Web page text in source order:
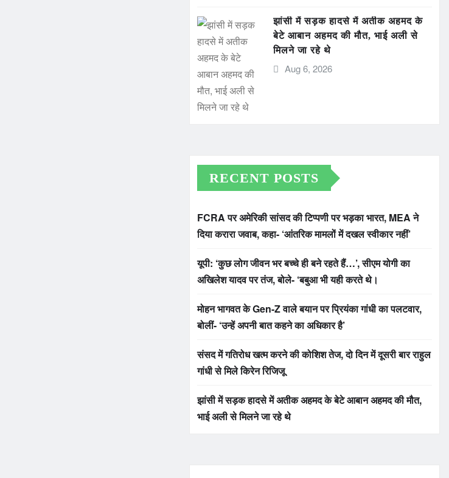
झांसी में सड़क हादसे में अतीक अहमद के
बेटे आबान अहमद की मौत, भाई अली से
मिलने जा रहे थे
Aug 6, 2026
RECENT POSTS
FCRA पर अमेरिकी सांसद की टिप्पणी पर भड़का भारत, MEA ने
दिया करारा जवाब, कहा- ‘आंतरिक मामलों में दखल स्वीकार नहीं’
यूपी: ‘कुछ लोग जीवन भर बच्चे ही बने रहते हैं…’, सीएम योगी का
अखिलेश यादव पर तंज, बोले- ‘बबुआ भी यही करते थे।
मोहन भागवत के Gen-Z वाले बयान पर प्रियंका गांधी का पलटवार,
बोलीं- ‘उन्हें अपनी बात कहने का अधिकार है’
संसद में गतिरोध खत्म करने की कोशिश तेज, दो दिन में दूसरी बार राहुल
गांधी से मिले किरेन रिजिजू
झांसी में सड़क हादसे में अतीक अहमद के बेटे आबान अहमद की मौत,
भाई अली से मिलने जा रहे थे